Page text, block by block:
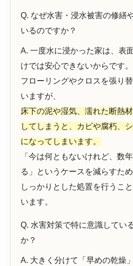
Q. なぜ水害・浸水被害の修繕
いるのですか？
A. 一度水に浸かった家は、表
けでは安心できないからです。
フローリングやクロスを張り
いますが、
床下の泥や湿気、濡れた断熱
してしまうと、カビや腐朽、
になってしまいます。
「今は何ともないけれど、数
る」というケースを減らすた
しっかりとした処置を行うこ
います。
Q. 水害対策で特に意識してい
か？
A. 大きく分けて「早めの乾燥